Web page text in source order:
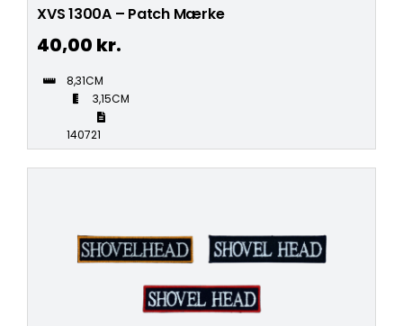
XVS 1300A – Patch Mærke
40,00 kr.
8,31CM
3,15CM
140721